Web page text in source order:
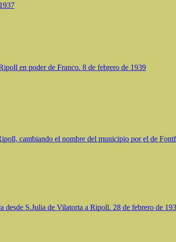
en poder de Franco. 8 de febrero de 1939
cambiando el nombre del municipio por el de
desde S.Julia de Vilatorta a Ripoll. 28 de febrero de